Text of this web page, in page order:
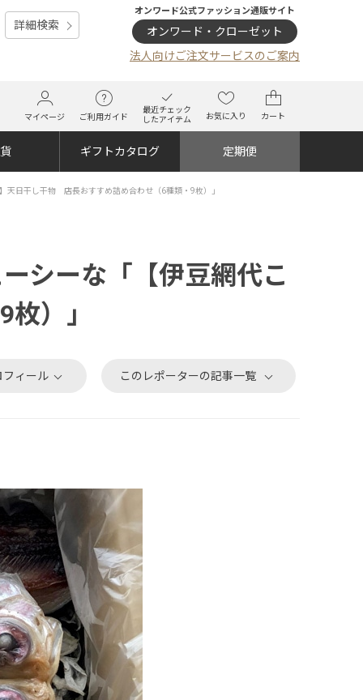
詳細検索
オンワード公式ファッション通販サイト
オンワード・クローゼット
法人向けご注文サービスのご案内
マイページ ご利用ガイド
最近チェック
したアイテム
お気に入り カート
ギフトカタログ 定期便
天日干し干物 店長おすすめ詰め合わせ（6種類・9枚）」
シーな「【伊豆網代こ
）」
フィール このレポーターの記事一覧